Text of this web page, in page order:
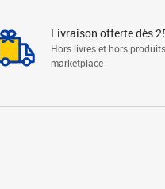
Livraison offerte dès
Hors livres et hors produits
marketplace